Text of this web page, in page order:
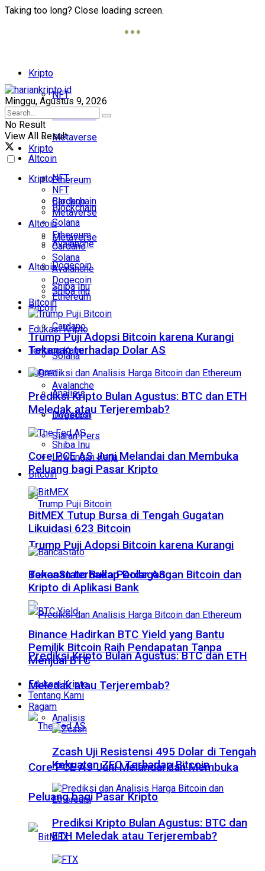
Taking too long? Close loading screen.
Kripto
NFT
Blockchain
Metaverse
Altcoin
Ethereum
Cardano
Solana
Avalanche
Dogecoin
Shiba Inu
Bitcoin
Edukasi Kripto
Tentang Kami
Ragam
Analisis
Investasi
Siaran Pers
Lowongan Kerja
Minggu, Agustus 9, 2026
No Result
View All Result
Kripto
NFT
Blockchain
Metaverse
Altcoin
Ethereum
Cardano
Solana
Avalanche
Dogecoin
Shiba Inu
Bitcoin
Trump Puji Adopsi Bitcoin karena Kurangi
Tekanan terhadap Dolar AS
Prediksi Kripto Bulan Agustus: BTC dan ETH
Meledak atau Terjerembab?
Core PCE AS Juni Melandai dan Membuka
Peluang bagi Pasar Kripto
Kripto
NFT
Blockchain
Metaverse
Altcoin
Ethereum
Cardano
Solana
Avalanche
Dogecoin
Shiba Inu
Bitcoin
Trump Puji Adopsi Bitcoin karena Kurangi
Tekanan terhadap Dolar AS
Prediksi Kripto Bulan Agustus: BTC dan ETH
Meledak atau Terjerembab?
Core PCE AS Juni Melandai dan Membuka
Peluang bagi Pasar Kripto
BitMEX Tutup Bursa di Tengah Gugatan
Likuidasi 623 Bitcoin
BancaStato Buka Perdagangan Bitcoin dan
Kripto di Aplikasi Bank
Binance Hadirkan BTC Yield yang Bantu
Pemilik Bitcoin Raih Pendapatan Tanpa
Menjual BTC
Edukasi Kripto
Tentang Kami
Ragam
Analisis
Zcash Uji Resistensi 495 Dolar di Tengah
Kekuatan ZEC Terhadap Bitcoin
Prediksi Kripto Bulan Agustus: BTC dan
ETH Meledak atau Terjerembab?